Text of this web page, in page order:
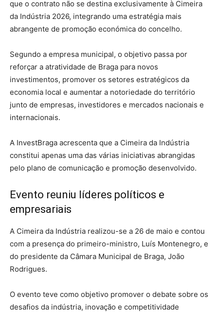
que o contrato não se destina exclusivamente à Cimeira
da Indústria 2026, integrando uma estratégia mais
abrangente de promoção económica do concelho.
Segundo a empresa municipal, o objetivo passa por
reforçar a atratividade de Braga para novos
investimentos, promover os setores estratégicos da
economia local e aumentar a notoriedade do território
junto de empresas, investidores e mercados nacionais e
internacionais.
A InvestBraga acrescenta que a Cimeira da Indústria
constitui apenas uma das várias iniciativas abrangidas
pelo plano de comunicação e promoção desenvolvido.
Evento reuniu líderes políticos e
empresariais
A Cimeira da Indústria realizou-se a 26 de maio e contou
com a presença do primeiro-ministro, Luís Montenegro, e
do presidente da Câmara Municipal de Braga, João
Rodrigues.
O evento teve como objetivo promover o debate sobre os
desafios da indústria, inovação e competitividade